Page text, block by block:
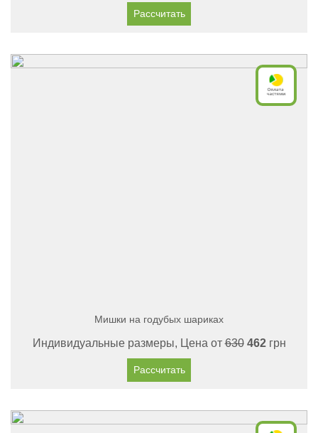
Рассчитать
Мишки на годубых шариках
Индивидуальные размеры, Цена от630 462грн
Рассчитать